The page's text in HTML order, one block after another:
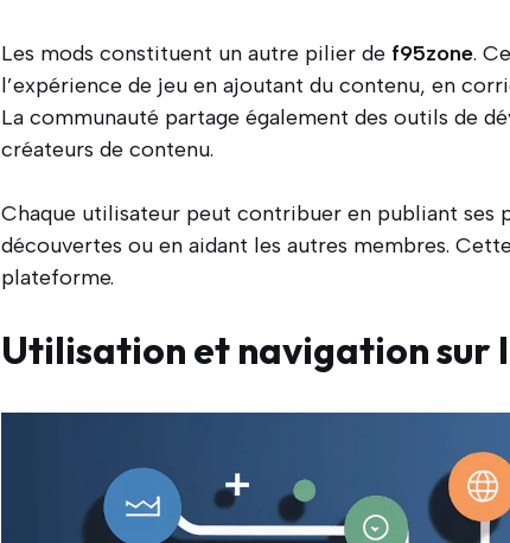
Les mods constituent un autre pilier de f95zone.
l’expérience de jeu en ajoutant du contenu, en
La communauté partage également des outils de
créateurs de contenu.
Chaque utilisateur peut contribuer en publiant ses
découvertes ou en aidant les autres membres.
plateforme.
Utilisation et navigation sur